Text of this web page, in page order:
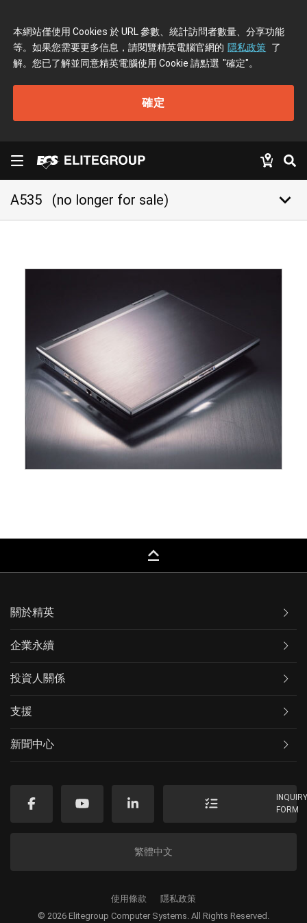
本網站僅使用 Cookies 於 URL 參數、統計訪問者數量、分享功能
等。如果您需要更多信息，請閱覽精英電腦官網的 隱私政策 了
解。您已了解並同意精英電腦使用 Cookie 請點選 "確定"。
確定
A535 (no longer for sale) keyboard_arrow_down
keyboard_capslock
關於精英
企業永續
投資人關係
支援
新聞中心
FORM
繁體中文
© 2026 Elitegroup Computer Systems. All Rights Reserved.
使用條款 隱私政策